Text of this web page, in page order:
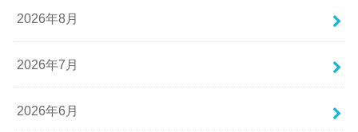
2026年8月
2026年7月
2026年6月